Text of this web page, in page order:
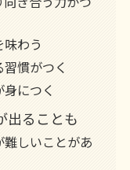
わう
慣がつく
につく
出ることも
しいことがあ